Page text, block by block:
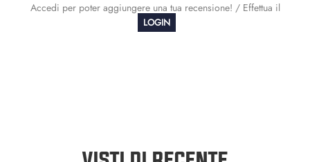
Accedi per poter aggiungere una tua recensione! / Effettua il
LOGIN